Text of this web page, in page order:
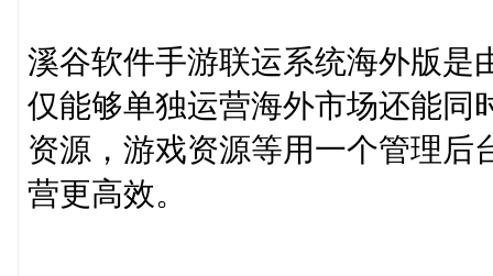
溪谷软件手游联运系统海外版是
仅能够单独运营海外市场还能同
资源，游戏资源等用一个管理后
营更高效。